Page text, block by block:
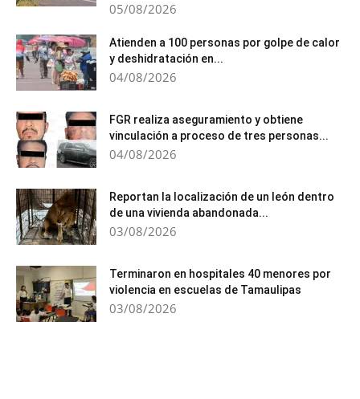
05/08/2026
Atienden a 100 personas por golpe de calor
y deshidratación en...
04/08/2026
FGR realiza aseguramiento y obtiene
vinculación a proceso de tres personas...
04/08/2026
Reportan la localización de un león dentro
de una vivienda abandonada...
03/08/2026
Terminaron en hospitales 40 menores por
violencia en escuelas de Tamaulipas
03/08/2026